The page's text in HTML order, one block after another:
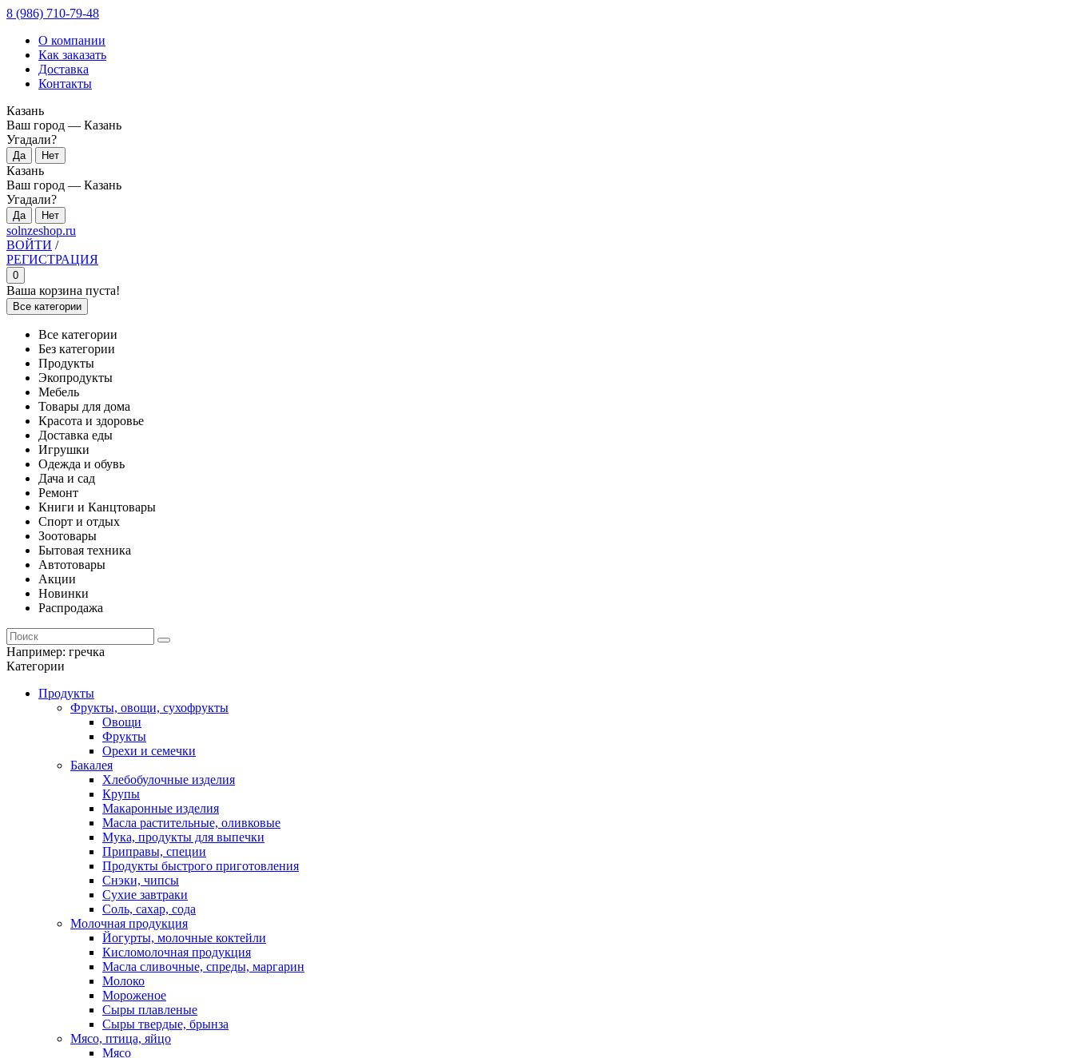
8 (986) 710-79-48
О компании
Как заказать
Доставка
Контакты
Казань
Ваш город — Казань
Угадали?
Казань
Ваш город — Казань
Угадали?
solnzeshop.ru
ВОЙТИ /
РЕГИСТРАЦИЯ
0
Ваша корзина пуста!
Все категории
Все категории
Без категории
Продукты
Экопродукты
Мебель
Товары для дома
Красота и здоровье
Доставка еды
Игрушки
Одежда и обувь
Дача и сад
Ремонт
Книги и Канцтовары
Спорт и отдых
Зоотовары
Бытовая техника
Автотовары
Акции
Новинки
Распродажа
Например: гречка
Категории
Продукты
Фрукты, овощи, сухофрукты
Овощи
Фрукты
Орехи и семечки
Бакалея
Хлебобулочные изделия
Крупы
Макаронные изделия
Масла растительные, оливковые
Мука, продукты для выпечки
Приправы, специи
Продукты быстрого приготовления
Снэки, чипсы
Сухие завтраки
Соль, сахар, сода
Молочная продукция
Йогурты, молочные коктейли
Кисломолочная продукция
Масла сливочные, спреды, маргарин
Молоко
Мороженое
Сыры плавленые
Сыры твердые, брынза
Мясо, птица, яйцо
Мясо